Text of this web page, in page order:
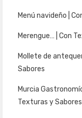
Menú navideño |
Merengue… | Con
Mollete de
Sabores
Murcia
Texturas y Sabores